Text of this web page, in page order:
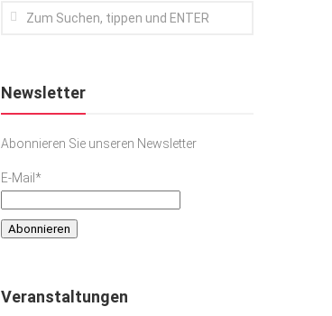
Newsletter
Abonnieren Sie unseren Newsletter
E-Mail*
Veranstaltungen